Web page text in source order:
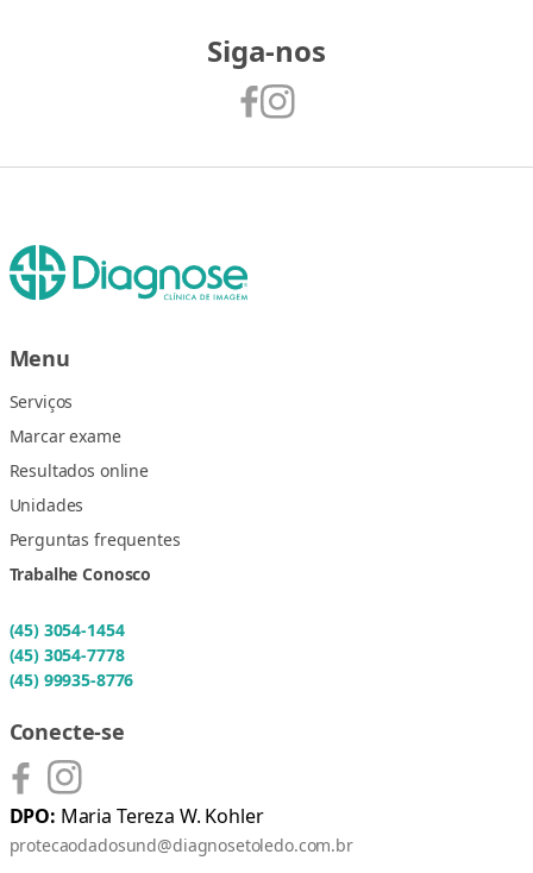
Siga-nos
Menu
Serviços
Marcar exame
Resultados online
Unidades
Perguntas frequentes
Trabalhe Conosco
(45) 3054-1454
(45) 3054-7778
(45) 99935-8776
Conecte-se
DPO: Maria Tereza W. Kohler
protecaodadosund@diagnosetoledo.com.br